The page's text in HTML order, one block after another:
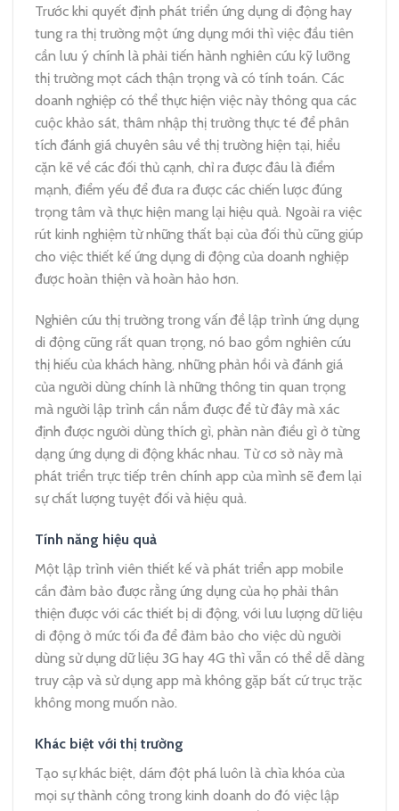
Trước khi quyết định phát triển ứng dụng di động hay
tung ra thị trường một ứng dụng mới thì việc đầu tiên
cần lưu ý chính là phải tiến hành nghiên cứu kỹ lưỡng
thị trường mọt cách thận trọng và có tính toán. Các
doanh nghiệp có thể thực hiện việc này thông qua các
cuộc khảo sát, thâm nhập thị trường thực té để phân
tích đánh giá chuyên sâu về thị trường hiện tại, hiểu
cặn kẽ về các đối thủ cạnh, chỉ ra được đâu là điểm
mạnh, điểm yếu để đưa ra được các chiến lược đúng
trọng tâm và thực hiện mang lại hiệu quả. Ngoài ra việc
rút kinh nghiệm từ những thất bại của đối thủ cũng giúp
cho việc thiết kế ứng dụng di động của doanh nghiệp
được hoàn thiện và hoàn hảo hơn.
Nghiên cứu thị trường trong vấn đề lập trình ứng dụng
di động cũng rất quan trọng, nó bao gồm nghiên cứu
thị hiếu của khách hàng, những phản hồi và đánh giá
của người dùng chính là những thông tin quan trọng
mà người lập trình cần nắm được để từ đây mà xác
định được người dùng thích gì, phàn nàn điều gì ở từng
dạng ứng dụng di động khác nhau. Từ cơ sở này mà
phát triển trực tiếp trên chính app của mình sẽ đem lại
sự chất lượng tuyệt đối và hiệu quả.
Tính năng hiệu quả
Một lập trình viên thiết kế và phát triển app mobile
cần đảm bảo được rằng ứng dụng của họ phải thân
thiện được với các thiết bị di động, với lưu lượng dữ liệu
di động ở mức tối đa để đảm bảo cho việc dù người
dùng sử dụng dữ liệu 3G hay 4G thì vẫn có thể dễ dàng
truy cập và sử dụng app mà không gặp bất cứ trục trặc
không mong muốn nào.
Khác biệt với thị trường
Tạo sự khác biệt, dám đột phá luôn là chìa khóa của
mọi sự thành công trong kinh doanh do đó việc lập